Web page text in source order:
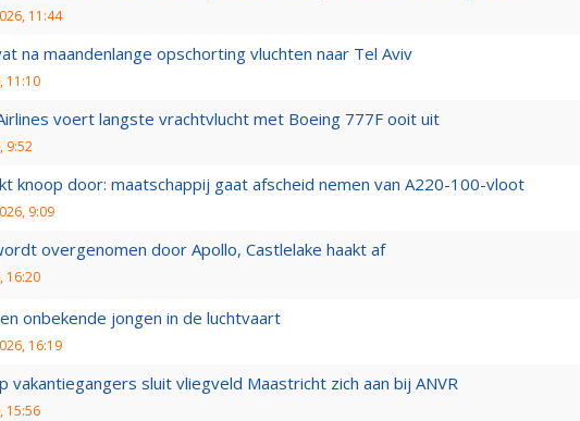
11:44
na maandenlange opschorting vluchten naar Tel Aviv
11:10
voert langste vrachtvlucht met Boeing 777F ooit uit
9:52
knoop door: maatschappij gaat afscheid nemen van A220-100-vloot
9:09
overgenomen door Apollo, Castlelake haakt af
16:20
onbekende jongen in de luchtvaart
16:19
vakantiegangers sluit vliegveld Maastricht zich aan bij ANVR
15:56